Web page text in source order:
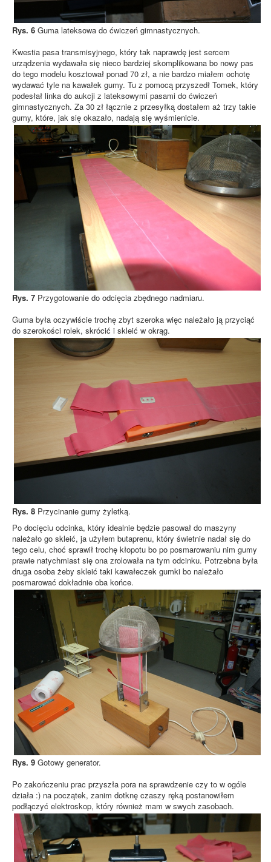
Rys. 6 Guma lateksowa do ćwiczeń gimnastycznych.
Kwestia pasa transmisyjnego, który tak naprawdę jest sercem
urządzenia wydawała się nieco bardziej skomplikowana bo nowy pas
do tego modelu kosztował ponad 70 zł, a nie bardzo miałem ochotę
wydawać tyle na kawałek gumy. Tu z pomocą przyszedł Tomek, który
podesłał linka do aukcji z lateksowymi pasami do ćwiczeń
gimnastycznych. Za 30 zł łącznie z przesyłką dostałem aż trzy takie
gumy, które, jak się okazało, nadają się wyśmienicie.
Rys. 7 Przygotowanie do odcięcia zbędnego nadmiaru.
Guma była oczywiście trochę zbyt szeroka więc należało ją przyciąć
do szerokości rolek, skrócić i skleić w okrąg.
Rys. 8 Przycinanie gumy żyletką.
Po docięciu odcinka, który idealnie będzie pasował do maszyny
należało go skleić, ja użyłem butaprenu, który świetnie nadał się do
tego celu, choć sprawił trochę kłopotu bo po posmarowaniu nim gumy
prawie natychmiast się ona zrolowała na tym odcinku. Potrzebna była
druga osoba żeby skleić taki kawałeczek gumki bo należało
posmarować dokładnie oba końce.
Rys. 9 Gotowy generator.
Po zakończeniu prac przyszła pora na sprawdzenie czy to w ogóle
działa :) na początek, zanim dotknę czaszy ręką postanowiłem
podłączyć elektroskop, który również mam w swych zasobach.